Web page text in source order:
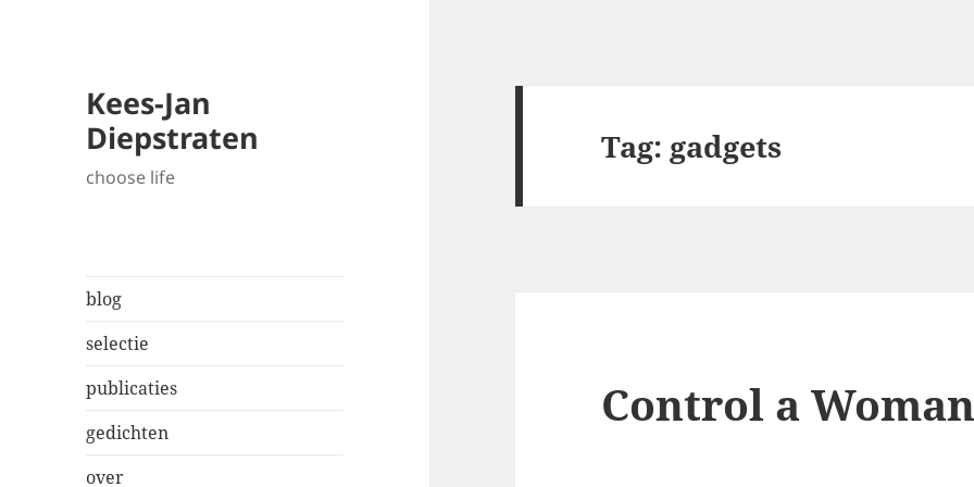
Kees-Jan
Diepstraten
choose life
blog
selectie
publicaties
gedichten
over
Tag: gadgets
Control a